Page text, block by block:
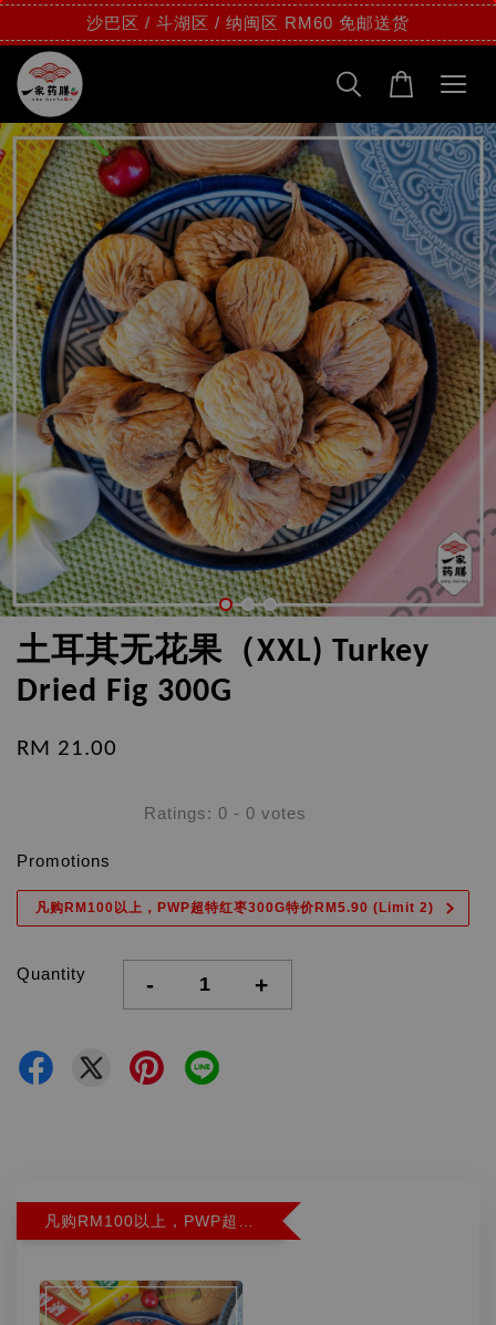
沙巴区 / 斗湖区 / 纳闽区 RM60 免邮送货
土耳其无花果（XXL) Turkey
Dried Fig 300G
RM 21.00
Ratings: 0 - 0 votes
Promotions
凡购RM100以上，PWP超特红枣300G特价RM5.90 (Limit 2)
Quantity - +